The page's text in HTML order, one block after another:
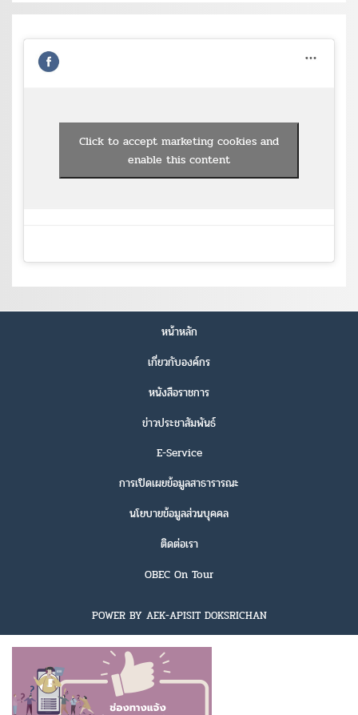
Click to accept marketing cookies and
enable this content
หน้าหลัก
เกี่ยวกับองค์กร
หนังสือราชการ
ข่าวประชาสัมพันธ์
E-Service
การเปิดเผยข้อมูลสาธารารณะ
นโยบายข้อมูลส่วนบุคคล
ติดต่อเรา
OBEC On Tour
POWER BY AEK-APISIT DOKSRICHAN